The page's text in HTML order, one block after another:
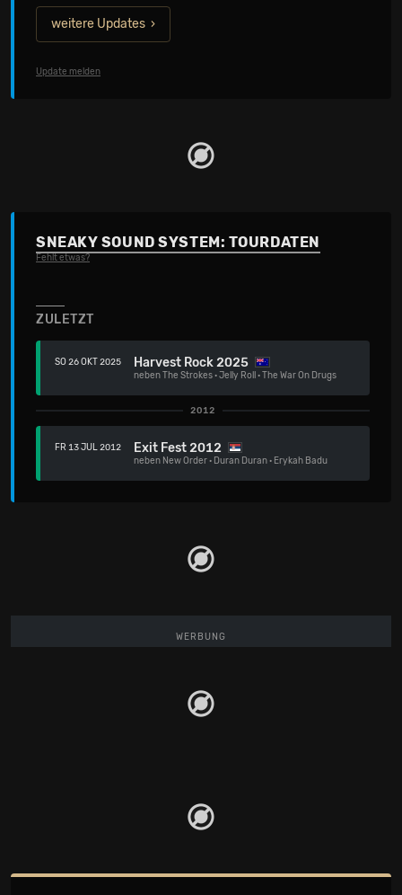
weitere Updates
Update melden
SNEAKY SOUND SYSTEM: TOURDATEN
Fehlt etwas?
ZULETZT
SO 26 OKT 2025 Harvest Rock 2025
nebenThe Strokes·Jelly Roll ·The War On Drugs
2012
FR 13 JUL 2012 Exit Fest 2012
neben New Order· Duran Duran· Erykah Badu
WERBUNG